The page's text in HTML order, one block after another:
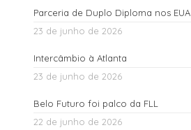
Parceria de Duplo Diploma nos EUA
23 de junho de 2026
Intercâmbio à Atlanta
23 de junho de 2026
Belo Futuro foi palco da FLL
22 de junho de 2026